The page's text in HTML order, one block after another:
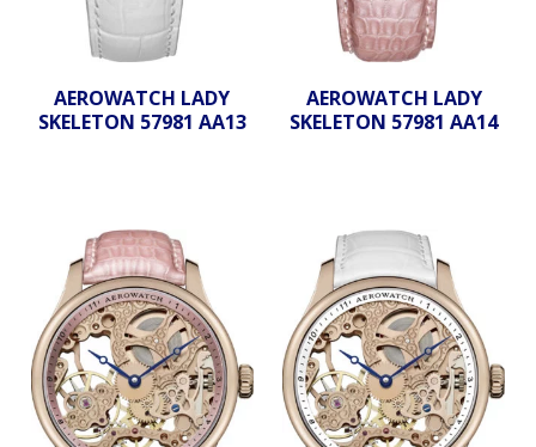
AEROWATCH LADY
SKELETON 57981 AA13
AEROWATCH LADY
SKELETON 57981 AA14